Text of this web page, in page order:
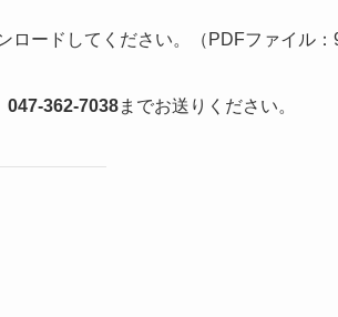
ロードしてください。（PDFファイル：
047-362-7038までお送りください。